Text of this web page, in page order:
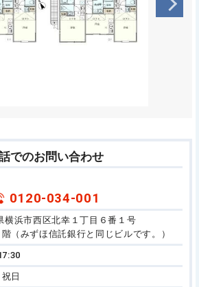
でのお問い合わせ
0120-034-001
浜市西区北幸１丁目６番１号
（みずほ信託銀行と同じビルです。）
日